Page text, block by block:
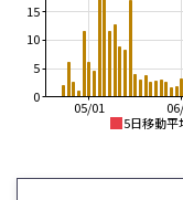
5日移動平
05/01
0
5
10
15